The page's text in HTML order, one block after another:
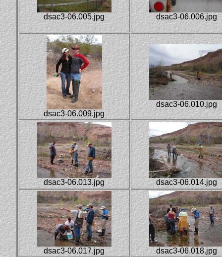
dsac3-06.005.jpg dsac3-06.006.jpg
dsac3-06.009.jpg
dsac3-06.010.jpg
dsac3-06.013.jpg dsac3-06.014.jpg
dsac3-06.017.jpg dsac3-06.018.jpg